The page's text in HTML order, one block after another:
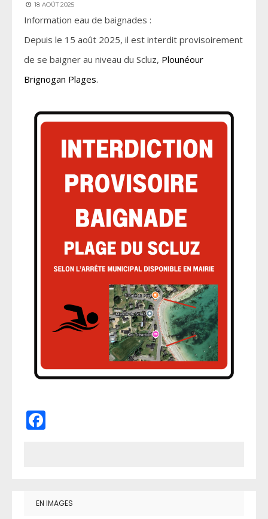
18 AOÛT 2025
Information eau de baignades :
Depuis le 15 août 2025, il est interdit provisoirement
de se baigner au niveau du Scluz, Plounéour
Brignogan Plages.
EN IMAGES